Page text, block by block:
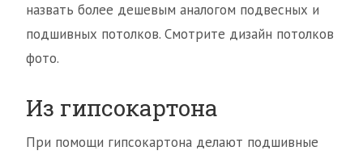
назвать более дешевым аналогом подвесных и
подшивных потолков. Смотрите дизайн потолков
фото.
Из гипсокартона
При помощи гипсокартона делают подшивные